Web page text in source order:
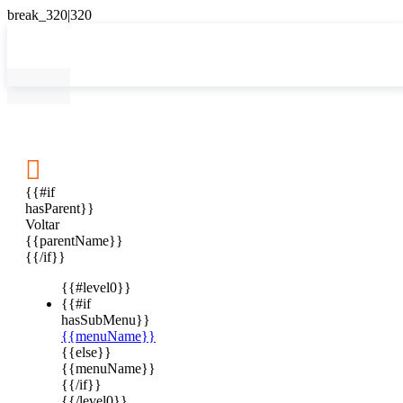

{{#if
hasParent}}
Voltar
{{parentName}}
{{/if}}
{{#level0}}
{{#if
hasSubMenu}}
{{menuName}}
{{else}}
{{menuName}}
{{/if}}